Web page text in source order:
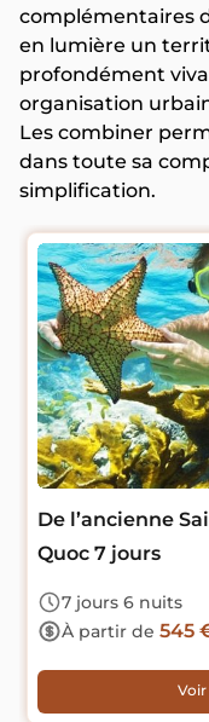
complémentaires
en lumière un
profondément
organisation
Les combiner
dans toute sa
simplification.
De l’ancienne
Quoc 7 jours
7 jours 6 nuits
À partir de 545